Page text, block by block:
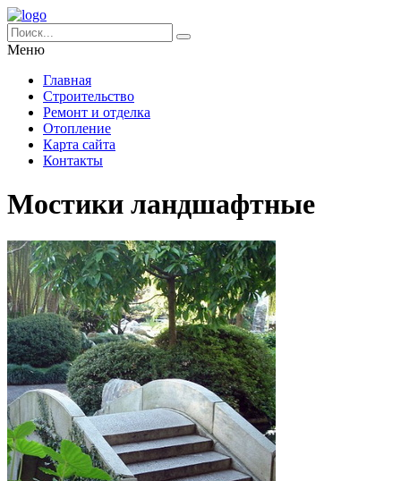
Меню
Главная
Строительство
Ремонт и отделка
Отопление
Карта сайта
Контакты
Мостики ландшафтные